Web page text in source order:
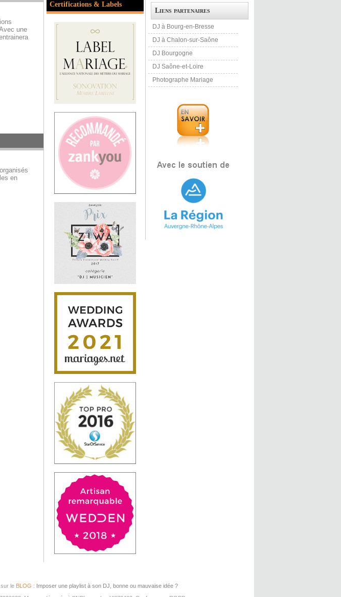
une
en
Certifications & Labels
Liens partenaires
DJ à Bourg-en-Bresse
DJ à Chalon-sur-Saône
DJ Bourgogne
DJ Saône-et-Loire
Photographe Mariage
le BLOG : Imposer une playlist à son DJ, bonne ou mauvaise idée ?